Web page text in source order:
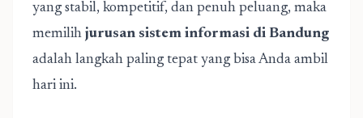
yang stabil, kompetitif, dan penuh peluang, maka
memilih jurusan sistem informasi di Bandung
adalah langkah paling tepat yang bisa Anda ambil
hari ini.